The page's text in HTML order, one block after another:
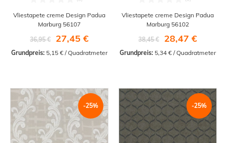
Vliestapete creme Design Padua
Marburg 56107
36,95 €
27,45 €
Grundpreis: 5,15 € / Quadratmeter
Vliestapete creme Design Padua
Marburg 56102
38,45 €
28,47 €
Grundpreis: 5,34 € / Quadratmeter
-25% -25%